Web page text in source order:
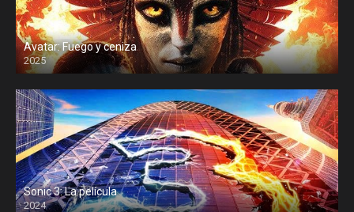
Avatar: Fuego y ceniza
2025
Sonic 3: La película
2024